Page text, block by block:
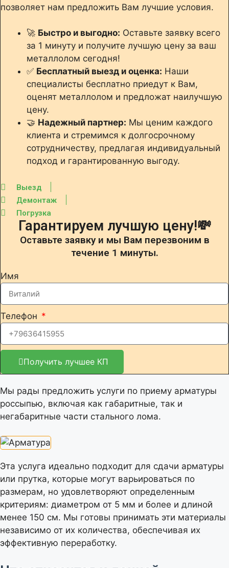
позволяет нам предложить Вам лучшие условия.
🚀 Быстро и выгодно: Оставьте заявку всего
за 1 минуту и получите лучшую цену за ваш
металлолом сегодня!
✅ Бесплатный выезд и оценка: Наши
специалисты бесплатно приедут к Вам,
оценят металлолом и предложат наилучшую
цену.
🤝 Надежный партнер: Мы ценим каждого
клиента и стремимся к долгосрочному
сотрудничеству, предлагая индивидуальный
подход и гарантированную выгоду.
Выезд
Демонтаж
Погрузка
Гарантируем лучшую цену!💸
Оставьте заявку и мы Вам перезвоним в
течение 1 минуты.
Имя
Телефон
Получить лучшее КП
Мы рады предложить услуги по приему арматуры
россыпью, включая как габаритные, так и
негабаритные части стального лома.
Эта услуга идеально подходит для сдачи арматуры
или прутка, которые могут варьироваться по
размерам, но удовлетворяют определенным
критериям: диаметром от 5 мм и более и длиной
менее 150 см. Мы готовы принимать эти материалы
независимо от их количества, обеспечивая их
эффективную переработку.